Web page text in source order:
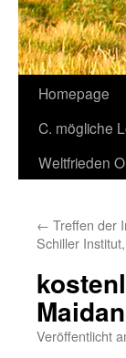
Homepage
C. mögliche
Weltfrieden
← Treffen der
Schiller
Veröffentlicht